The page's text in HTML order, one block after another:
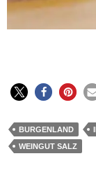
BURGENLAND
WEINGUT SALZ